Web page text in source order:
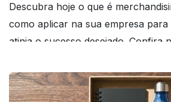
Descubra hoje o que é
como aplicar na sua empresa
atinja o sucesso desejado. Confira